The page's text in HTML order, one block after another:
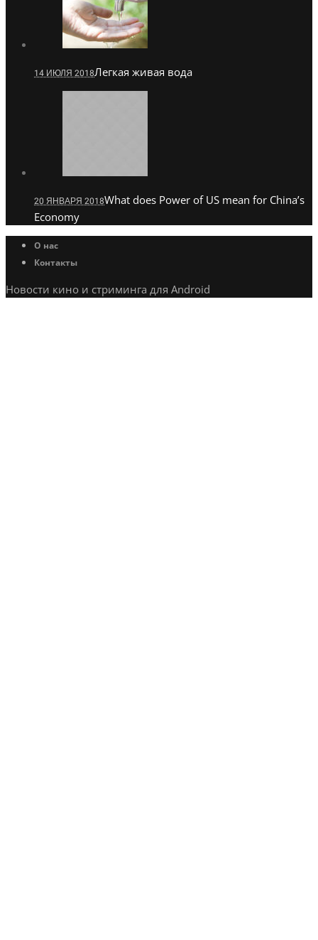
14 ИЮЛЯ 2018Легкая живая вода
20 ЯНВАРЯ 2018What does Power of US mean for China’s
Economy
О нас
Контакты
Новости кино и стриминга для Android